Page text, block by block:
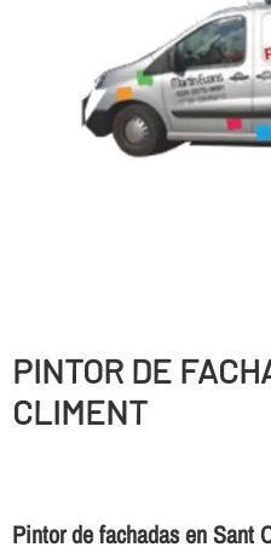
PINTOR DE
CLIMENT
Pintor de fachadas en Sant